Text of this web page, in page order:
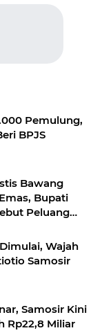
Pemulung,
BPJS
Bawang
Bupati
Peluang
Wajah
Samosir
Samosir Kini
Rp22,8 Miliar